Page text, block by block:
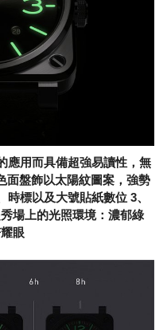
用而具備超強易讀性，無
面盤飾以太陽紋圖案，強勢
標以及大號貼紙數位 3、
場上的光照環境：濃郁綠
眼